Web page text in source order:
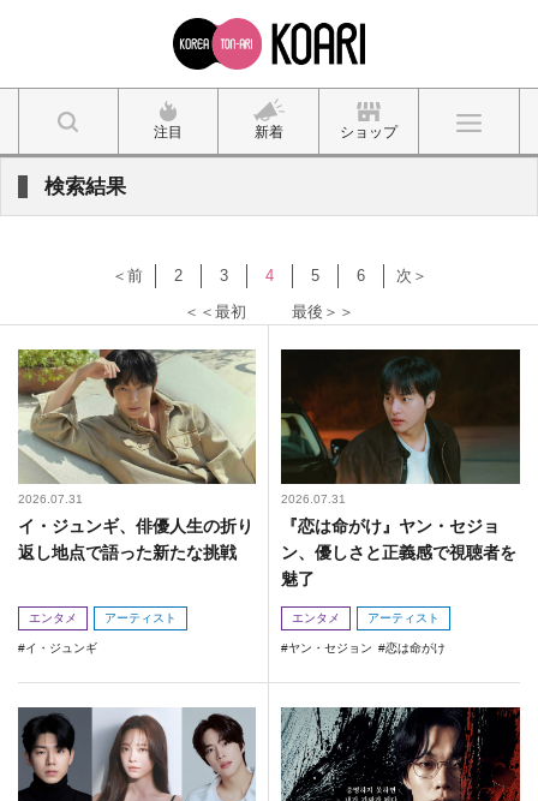
注目 新着 ショップ
検索結果
＜＜最初
＜前 2 3 4 5 6
次＞
最後＞＞
2026.07.31
イ・ジュンギ、俳優人生の折り
返し地点で語った新たな挑戦
エンタメ アーティスト
イ・ジュンギ
2026.07.31
『恋は命がけ』ヤン・セジョ
ン、優しさと正義感で視聴者を
魅了
エンタメ アーティスト
ヤン・セジョン 恋は命がけ